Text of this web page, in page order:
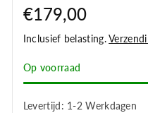
€179,00
Inclusief belasting.
Op voorraad
Levertijd: 1-2 Werkdagen